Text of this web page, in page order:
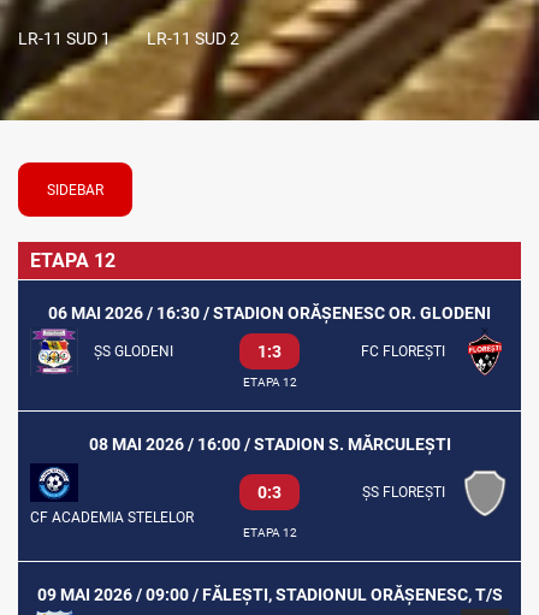
LR-11 SUD 1 LR-11 SUD 2
SIDEBAR
ETAPA 12
06 MAI 2026 / 16:30 / STADION ORĂȘENESC OR. GLODENI
ȘS GLODENI 1:3 FC FLOREȘTI
ETAPA 12
08 MAI 2026 / 16:00 / STADION S. MĂRCULEȘTI
CF ACADEMIA STELELOR
0:3 ȘS FLOREȘTI
ETAPA 12
09 MAI 2026 / 09:00 / FĂLEȘTI, STADIONUL ORĂȘENESC, T/S